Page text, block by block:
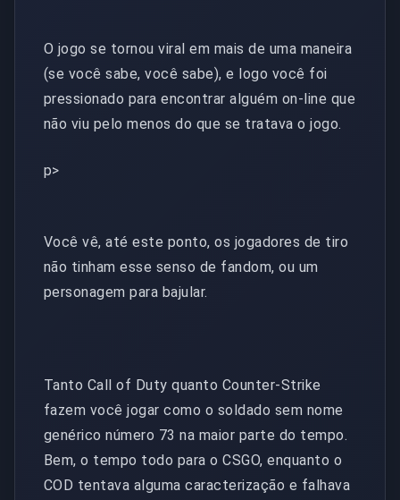
O jogo se tornou viral em mais de uma maneira
(se você sabe, você sabe), e logo você foi
pressionado para encontrar alguém on-line que
não viu pelo menos do que se tratava o jogo.
p>
Você vê, até este ponto, os jogadores de tiro
não tinham esse senso de fandom, ou um
personagem para bajular.
Tanto Call of Duty quanto Counter-Strike
fazem você jogar como o soldado sem nome
genérico número 73 na maior parte do tempo.
Bem, o tempo todo para o CSGO, enquanto o
COD tentava alguma caracterização e falhava